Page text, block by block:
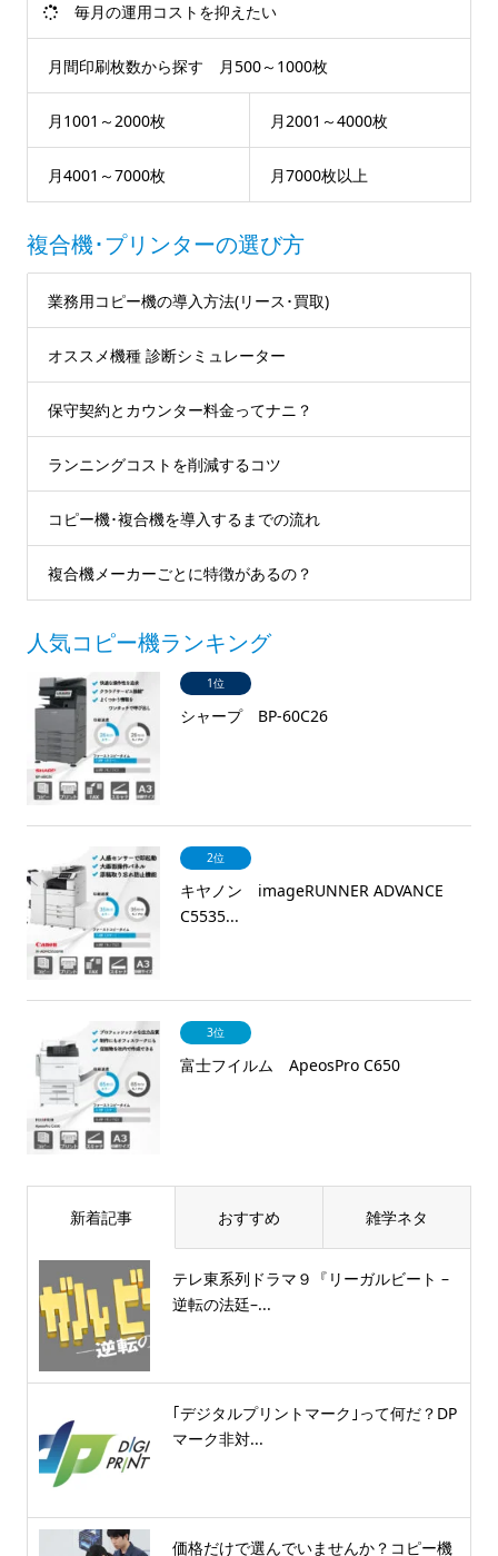
毎月の運用コストを抑えたい
月間印刷枚数から探す 月500～1000枚
月1001～2000枚 月2001～4000枚
月4001～7000枚 月7000枚以上
複合機･プリンターの選び方
業務用コピー機の導入方法(リース･買取)
オススメ機種 診断シミュレーター
保守契約とカウンター料金ってナニ？
ランニングコストを削減するコツ
コピー機･複合機を導入するまでの流れ
複合機メーカーごとに特徴があるの？
人気コピー機ランキング
1位
シャープ BP-60C26
2位
キヤノン imageRUNNER ADVANCE
C5535...
3位
富士フイルム ApeosPro C650
新着記事 おすすめ 雑学ネタ
テレ東系列ドラマ９『リーガルビート –
逆転の法廷–...
｢デジタルプリントマーク｣って何だ？DP
マーク非対...
価格だけで選んでいませんか？コピー機